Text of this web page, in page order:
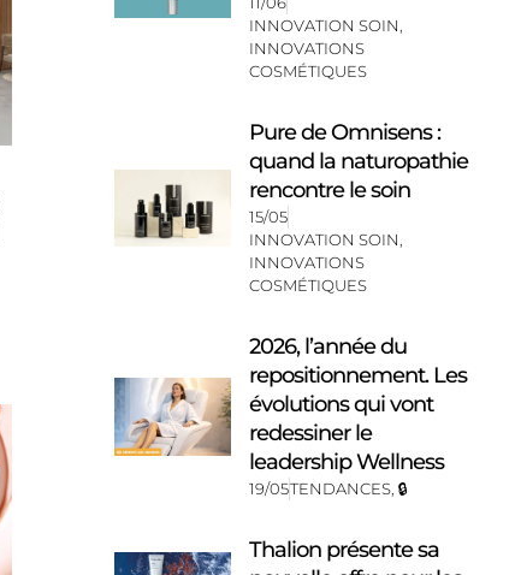
INNOVATION SOIN
INNOVATIONS
COSMÉTIQUES
Pure de Omnisens :
quand la naturopathie
rencontre le soin
15/05
INNOVATION SOIN
INNOVATIONS
COSMÉTIQUES
2026, l’année du
repositionnement. Les
évolutions qui vont
redessiner le
leadership Wellness
19/05TENDANCES ,🔒
Thalion présente sa